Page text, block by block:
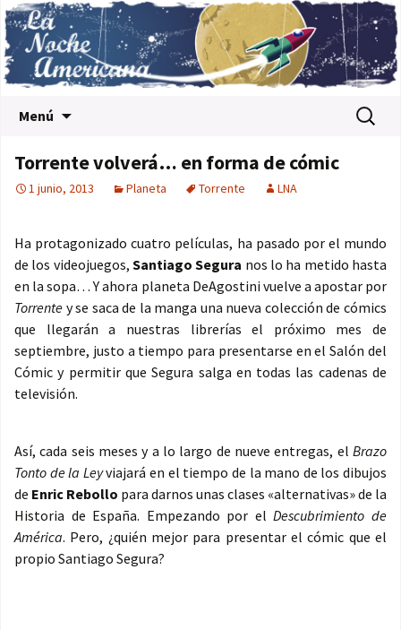
Menú Buscar:
Torrente volverá… en forma de cómic
1 junio, 2013 Planeta Torrente LNA
Ha protagonizado cuatro películas, ha pasado por el mundo
de los videojuegos, Santiago Segura nos lo ha metido hasta
en la sopa… Y ahora planeta DeAgostini vuelve a apostar por
Torrente y se saca de la manga una nueva colección de cómics
que llegarán a nuestras librerías el próximo mes de
septiembre, justo a tiempo para presentarse en el Salón del
Cómic y permitir que Segura salga en todas las cadenas de
televisión.
Así, cada seis meses y a lo largo de nueve entregas, el Brazo
Tonto de la Leyviajará en el tiempo de la mano de los dibujos
de Enric Rebollo para darnos unas clases «alternativas» de la
Historia de España. Empezando por elDescubrimiento de
América. Pero, ¿quién mejor para presentar el cómic que el
propio Santiago Segura?